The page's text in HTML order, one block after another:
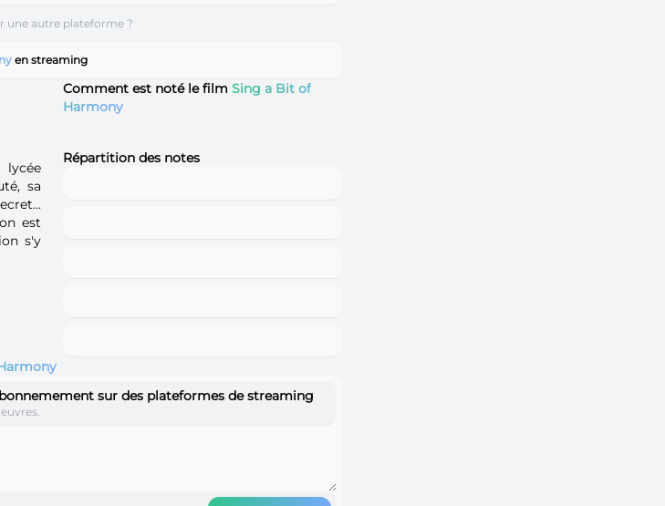
une autre plateforme ?
en streaming
lycée
sa
est
s'y
Comment est noté le film Sing a Bit of
Harmony
Répartition des notes
sur des plateformes de streaming